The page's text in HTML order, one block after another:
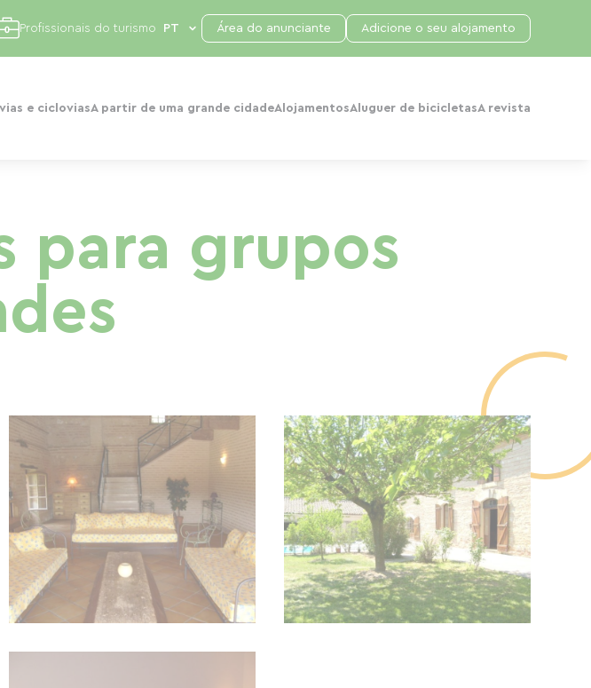
e cicloviasA partir de uma grande cidadeAlojamentosAluguer de bicicletasA revista
Profissionais do turismo Área do anunciante Adicione o seu alojamento
para grupos